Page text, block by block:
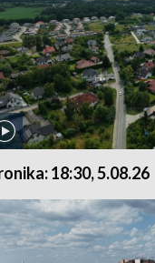
18:30, 5.08.26